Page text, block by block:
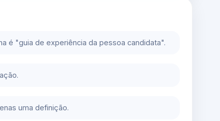
é "guia de experiência da pessoa candidata".
uma definição.